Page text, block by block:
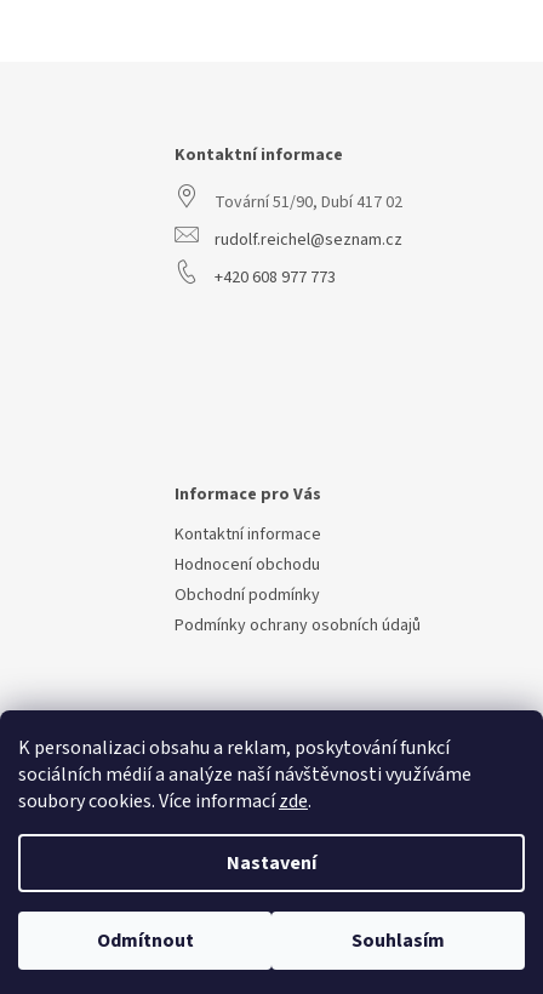
K personalizaci obsahu a reklam, poskytování funkcí
sociálních médií a analýze naší návštěvnosti využíváme
soubory cookies. Více informacízde.
Nastavení
Odmítnout Souhlasím
Kontaktní informace
Tovární 51/90, Dubí 417 02
rudolf.reichel@seznam.cz
+420 608 977 773
Informace pro Vás
Kontaktní informace
Hodnocení obchodu
Obchodní podmínky
Podmínky ochrany osobních údajů
Copyright 2026Berem.cz. Všechna práva vyhrazena.Upravit